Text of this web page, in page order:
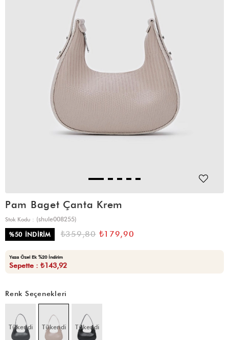
Pam Baget Çanta Krem
Stok Kodu
(shule008255)
%50 İNDIRIM ₺359,80 ₺179,90
Yaza Özel Ek %20 İndirim
Sepette : ₺143,92
Renk Seçenekleri
Tükendi Tükendi Tükendi